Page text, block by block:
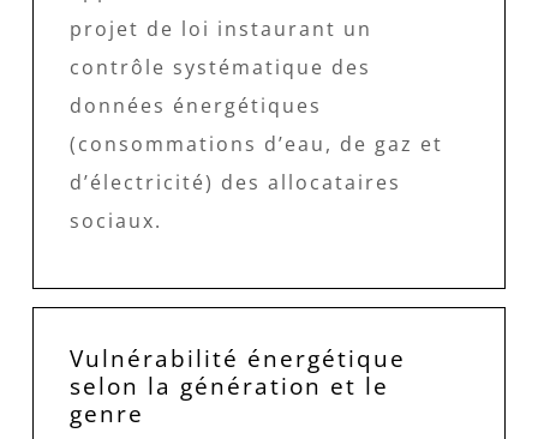
projet de loi instaurant un
contrôle systématique des
données énergétiques
(consommations d’eau, de gaz et
d’électricité) des allocataires
sociaux.
Vulnérabilité énergétique
selon la génération et le
genre